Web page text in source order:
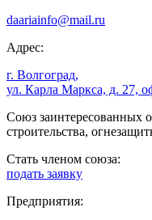
daariainfo@mail.ru
Адрес:
г. Волгоград,
ул. Карла Маркса, д. 27,
Союз заинтересованных
строительства,
Стать членом союза:
подать заявку
Предприятия: